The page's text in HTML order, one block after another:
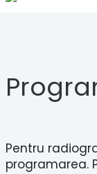
Pentru
programarea.